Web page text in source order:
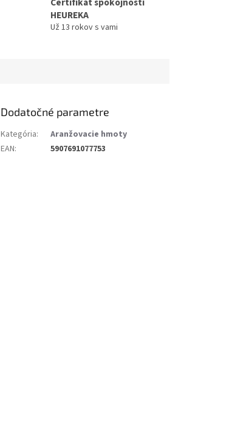
HEUREKA
Už 13 rokov s vami
Dodatočné parametre
Kategória:
Aranžovacie hmoty
EAN: 5907691077753